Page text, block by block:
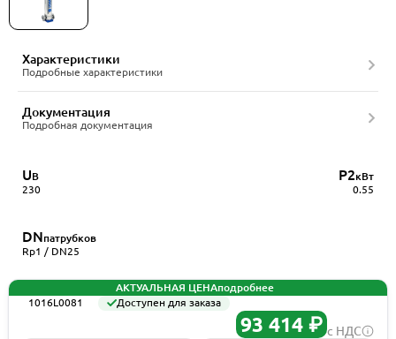
Характеристики
Подробные характеристики
Документация
Подробная документация
UВ
230
P2кВт
0.55
DNпатрубков
Rp1 / DN25
АКТУАЛЬНАЯ ЦЕНАподробнее
1016L0081
Доступен для заказа
93 414 ₽ с НДС